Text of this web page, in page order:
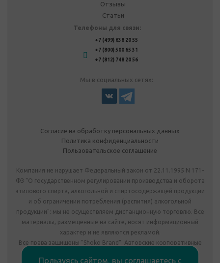
Отзывы
Статьи
Телефоны для связи:
+7 (499) 638 20 55
+7 (800) 500 65 31
+7 (812) 748 20 56
Мы в социальных сетях:
Согласие на обработку персональных данных
Политика конфиденциальности
Пользовательское соглашение
Компания не нарушает Федеральный закон от 22.11.1995 N 171-
ФЗ "О государственном регулировании производства и оборота
этилового спирта, алкогольной и спиртосодержащей продукции
и об ограничении потребления (распития) алкогольной
продукции": мы не осуществляем дистанционную торговлю. Все
материалы, размещенные на сайте, носят информационный
характер и не являются рекламой.
Все права защищены "Shoko Brand". Авторские корпоративные
Пользуясь сайтом, вы соглашаетесь с